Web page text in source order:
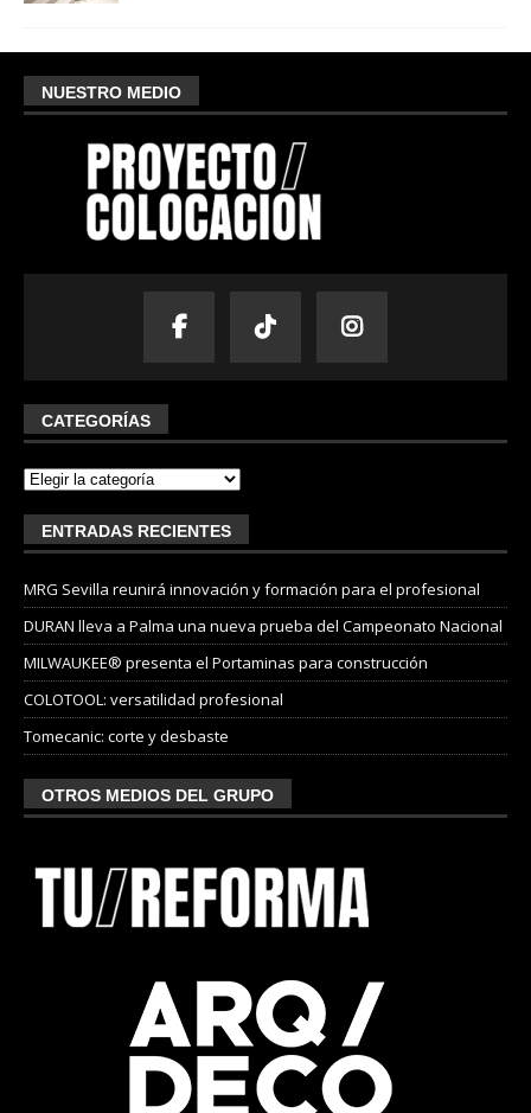
NUESTRO MEDIO
CATEGORÍAS
ENTRADAS RECIENTES
MRG Sevilla reunirá innovación y formación para el profesional
DURAN lleva a Palma una nueva prueba del Campeonato Nacional
MILWAUKEE® presenta el Portaminas para construcción
COLOTOOL: versatilidad profesional
Tomecanic: corte y desbaste
OTROS MEDIOS DEL GRUPO